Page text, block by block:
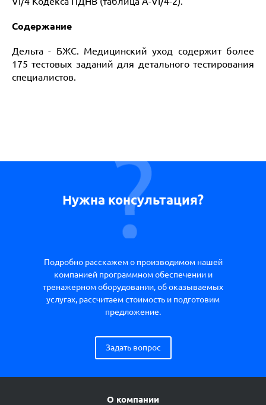
Содержание
Дельта - БЖС. Медицинский уход содержит более
175 тестовых заданий для детального тестирования
специалистов.
Нужна консультация?
Подробно расскажем о производимом нашей
компанией программном обеспечении и
тренажерном оборудовании, об оказываемых
услугах, рассчитаем стоимость и подготовим
предложение.
Задать вопрос
О компании